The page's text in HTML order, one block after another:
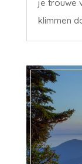
je trouwe
klimmen